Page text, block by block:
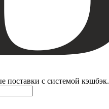
поставки с системой кэшбэк.